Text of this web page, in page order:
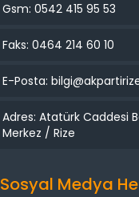
Gsm: 0542 415 95 53
Faks: 0464 214 60 10
E-Posta:
Adres: Atatürk Caddesi
Merkez / Rize
Sosyal Medya